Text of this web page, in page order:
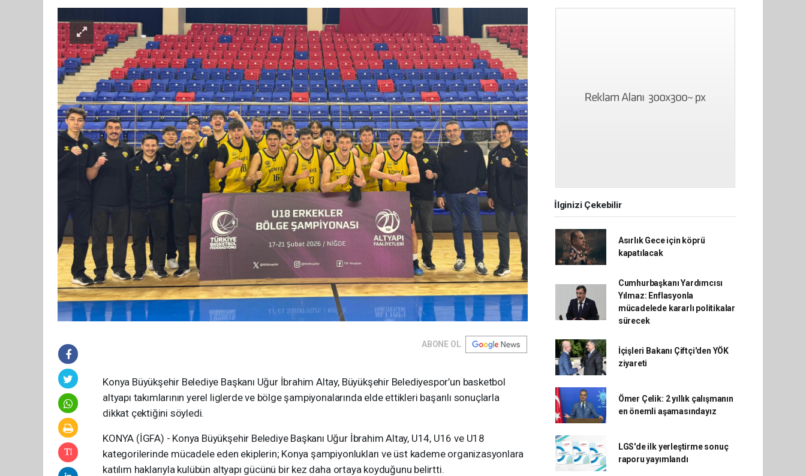
ABONE OL
Konya Büyükşehir Belediye Başkanı Uğur İbrahim Altay, Büyükşehir Belediyespor’un basketbol
altyapı takımlarının yerel liglerde ve bölge şampiyonalarında elde ettikleri başarılı sonuçlarla
dikkat çektiğini söyledi.
KONYA (İGFA) - Konya Büyükşehir Belediye Başkanı Uğur İbrahim Altay, U14, U16 ve U18
kategorilerinde mücadele eden ekiplerin; Konya şampiyonlukları ve üst kademe organizasyonlara
katılım haklarıyla kulübün altyapı gücünü bir kez daha ortaya koyduğunu belirtti.
İlginizi Çekebilir
Asırlık Gece için köprü
kapatılacak
Cumhurbaşkanı Yardımcısı
Yılmaz: Enflasyonla
mücadelede kararlı politikalar
sürecek
İçişleri Bakanı Çiftçi'den YÖK
ziyareti
Ömer Çelik: 2 yıllık çalışmanın
en önemli aşamasındayız
LGS'de ilk yerleştirme sonuç
raporu yayımlandı